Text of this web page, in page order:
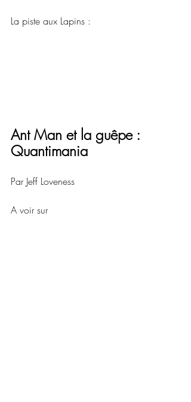
La piste aux Lapins :
Ant Man et la guêpe :
Quantimania
Par Jeff Loveness
A voir sur